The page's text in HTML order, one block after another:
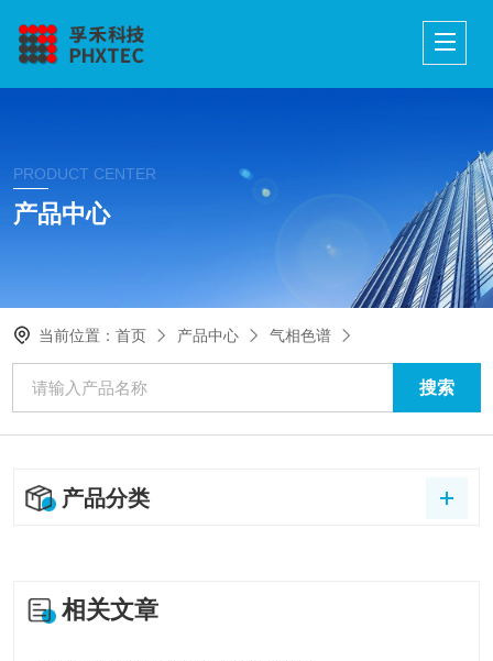
PRODUCT CENTER
产品中心
当前位置：首页 产品中心 气相色谱
产品分类
相关文章